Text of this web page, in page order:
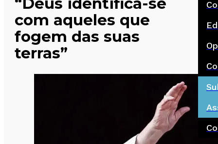
com aqueles que
fogem das suas
terras”